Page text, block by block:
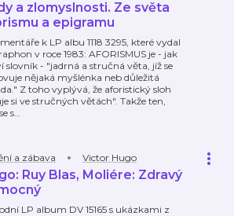
a zlomyslnosti. Ze světa
a epigramu
k LP albu 1118 3295, které vydal
v roce 1983: AFORISMUS je - jak
slovník - "jadrná a stručná věta, jíž se
nějaká myšlénka neb důležitá
Z toho vyplývá, že aforistický sloh
si ve stručných větách". Takže ten,
s…
a zábava Victor Hugo
Ruy Blas, Moliére: Zdravý
LP album DV 15165 s ukázkami z